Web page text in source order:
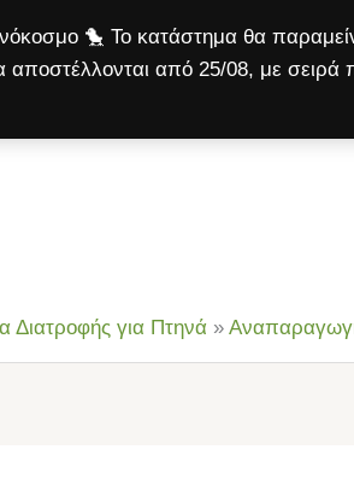
🐤 Το κατάστημα θα
αποστέλλονται από 25/08, με
για Πτηνά »